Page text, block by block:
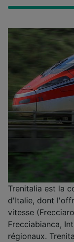
Trenitalia est la
d'Italie, dont
vitesse
Frecciabianca,
régionaux.